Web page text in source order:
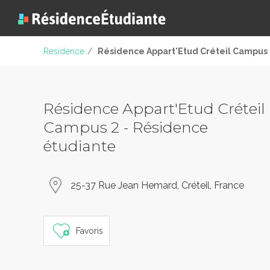
Residence / Résidence Appart'Etud Créteil Campus
Résidence Appart'Etud Créteil
Campus 2 - Résidence
étudiante
25-37 Rue Jean Hemard, Créteil, France
Favoris